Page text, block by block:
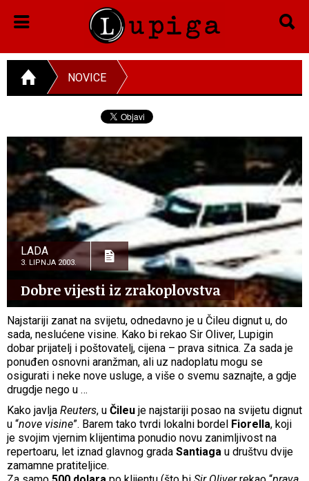
NOVICE
LADA
3. LIPNJA 2003.
Dobre vijesti iz zrakoplovstva
Najstariji zanat na svijetu, odnedavno je u Čileu dignut u, do
sada, neslućene visine. Kako bi rekao Sir Oliver, Lupigin
dobar prijatelj i poštovatelj, cijena – prava sitnica. Za sada je
ponuđen osnovni aranžman, ali uz nadoplatu mogu se
osigurati i neke nove usluge, a više o svemu saznajte, a gdje
drugdje nego u …
Kako javlja Reuters, u Čileu je najstariji posao na svijetu dignut
u “nove visine”. Barem tako tvrdi lokalni bordel Fiorella, koji
je svojim vjernim klijentima ponudio novu zanimljivost na
repertoaru, let iznad glavnog grada Santiaga u društvu dvije
zamamne pratiteljice.